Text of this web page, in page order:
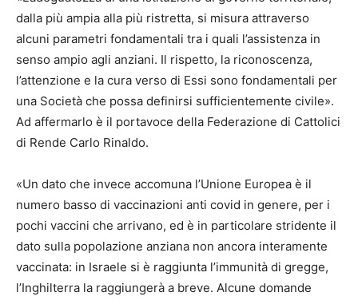
dalla più ampia alla più ristretta, si misura attraverso
alcuni parametri fondamentali tra i quali l’assistenza in
senso ampio agli anziani. Il rispetto, la riconoscenza,
l’attenzione e la cura verso di Essi sono fondamentali per
una Società che possa definirsi sufficientemente civile».
Ad affermarlo è il portavoce della Federazione di Cattolici
di Rende Carlo Rinaldo.
«Un dato che invece accomuna l’Unione Europea è il
numero basso di vaccinazioni anti covid in genere, per i
pochi vaccini che arrivano, ed è in particolare stridente il
dato sulla popolazione anziana non ancora interamente
vaccinata: in Israele si è raggiunta l’immunità di gregge,
l’Inghilterra la raggiungerà a breve. Alcune domande